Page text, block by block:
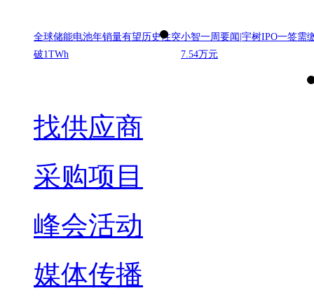
全球储能电池年销量有望历史性突
破1TWh
小智一周要闻|宇树IPO一签需
7.54万元
找供应商
采购项目
峰会活动
媒体传播